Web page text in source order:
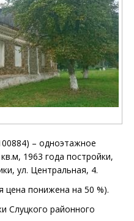
– одноэтажное
кв.м, 1963 года постройки,
ул. Центральная, 4.
цена понижена на 50 %).
Слуцкого районного